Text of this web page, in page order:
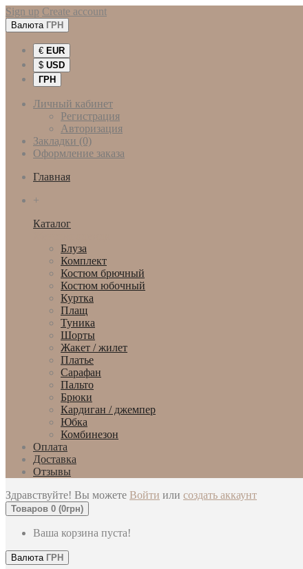
Sign up Create account
Валюта ГРН
€ EUR
$ USD
ГРН
Личный кабинет
Регистрация
Авторизация
Закладки (0)
Оформление заказа
Главная
+
Каталог
Блуза
Комплект
Костюм брючный
Костюм юбочный
Куртка
Плащ
Туника
Шорты
Жакет / жилет
Платье
Сарафан
Пальто
Брюки
Кардиган / джемпер
Юбка
Комбинезон
Оплата
Доставка
Отзывы
Здравствуйте! Вы можете Войти или создать аккаунт
Товаров 0 (0грн)
Ваша корзина пуста!
Валюта ГРН